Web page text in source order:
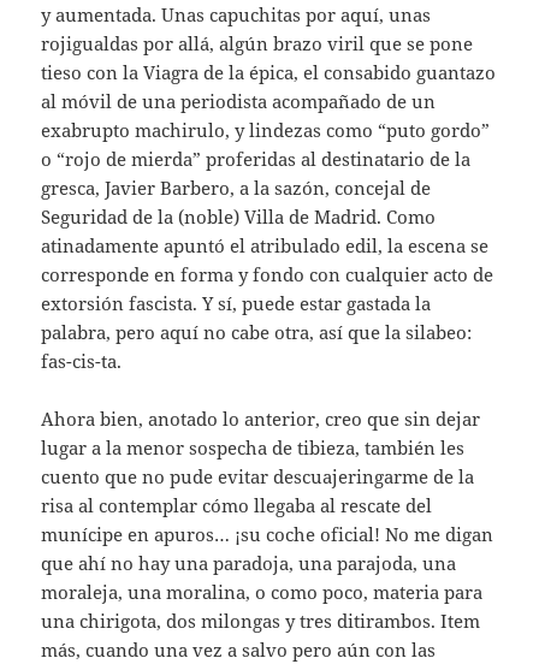
y aumentada. Unas capuchitas por aquí, unas
rojigualdas por allá, algún brazo viril que se pone
tieso con la Viagra de la épica, el consabido guantazo
al móvil de una periodista acompañado de un
exabrupto machirulo, y lindezas como “puto gordo”
o “rojo de mierda” proferidas al destinatario de la
gresca, Javier Barbero, a la sazón, concejal de
Seguridad de la (noble) Villa de Madrid. Como
atinadamente apuntó el atribulado edil, la escena se
corresponde en forma y fondo con cualquier acto de
extorsión fascista. Y sí, puede estar gastada la
palabra, pero aquí no cabe otra, así que la silabeo:
fas-cis-ta.
Ahora bien, anotado lo anterior, creo que sin dejar
lugar a la menor sospecha de tibieza, también les
cuento que no pude evitar descuajeringarme de la
risa al contemplar cómo llegaba al rescate del
munícipe en apuros… ¡su coche oficial! No me digan
que ahí no hay una paradoja, una parajoda, una
moraleja, una moralina, o como poco, materia para
una chirigota, dos milongas y tres ditirambos. Item
más, cuando una vez a salvo pero aún con las